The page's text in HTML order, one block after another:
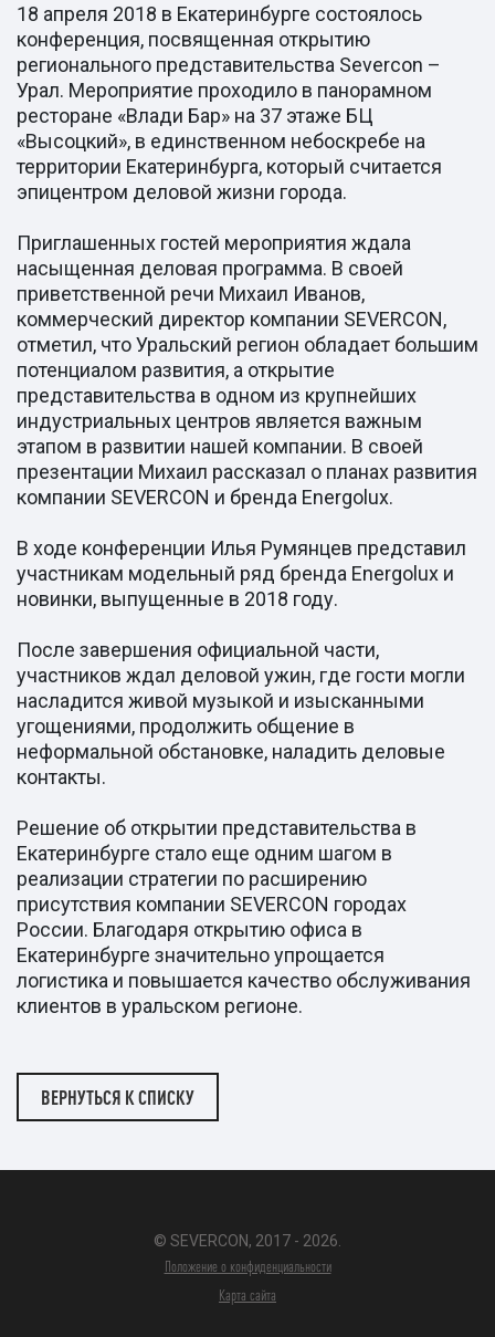
18 апреля 2018 в Екатеринбурге состоялось
конференция, посвященная открытию
регионального представительства Severcon –
Урал. Мероприятие проходило в панорамном
ресторане «Влади Бар» на 37 этаже БЦ
«Высоцкий», в единственном небоскребе на
территории Екатеринбурга, который считается
эпицентром деловой жизни города.
Приглашенных гостей мероприятия ждала
насыщенная деловая программа. В своей
приветственной речи Михаил Иванов,
коммерческий директор компании SEVERCON,
отметил, что Уральский регион обладает большим
потенциалом развития, а открытие
представительства в одном из крупнейших
индустриальных центров является важным
этапом в развитии нашей компании. В своей
презентации Михаил рассказал о планах развития
компании SEVERCON и бренда Energolux.
В ходе конференции Илья Румянцев представил
участникам модельный ряд бренда Energolux и
новинки, выпущенные в 2018 году.
После завершения официальной части,
участников ждал деловой ужин, где гости могли
насладится живой музыкой и изысканными
угощениями, продолжить общение в
неформальной обстановке, наладить деловые
контакты.
Решение об открытии представительства в
Екатеринбурге стало еще одним шагом в
реализации стратегии по расширению
присутствия компании SEVERCON городах
России. Благодаря открытию офиса в
Екатеринбурге значительно упрощается
логистика и повышается качество обслуживания
клиентов в уральском регионе.
ВЕРНУТЬСЯ К СПИСКУ
© SEVERCON, 2017 - 2026.
Положение о конфиденциальности
Карта сайта